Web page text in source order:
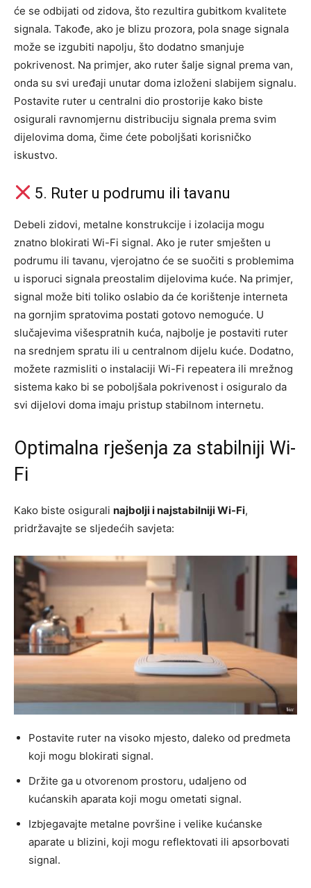
će se odbijati od zidova, što rezultira gubitkom kvalitete
signala. Takođe, ako je blizu prozora, pola snage signala
može se izgubiti napolju, što dodatno smanjuje
pokrivenost. Na primjer, ako ruter šalje signal prema van,
onda su svi uređaji unutar doma izloženi slabijem signalu.
Postavite ruter u centralni dio prostorije kako biste
osigurali ravnomjernu distribuciju signala prema svim
dijelovima doma, čime ćete poboljšati korisničko
iskustvo.
5. Ruter u podrumu ili tavanu
Debeli zidovi, metalne konstrukcije i izolacija mogu
znatno blokirati Wi-Fi signal. Ako je ruter smješten u
podrumu ili tavanu, vjerojatno će se suočiti s problemima
u isporuci signala preostalim dijelovima kuće. Na primjer,
signal može biti toliko oslabio da će korištenje interneta
na gornjim spratovima postati gotovo nemoguće. U
slučajevima višespratnih kuća, najbolje je postaviti ruter
na srednjem spratu ili u centralnom dijelu kuće. Dodatno,
možete razmisliti o instalaciji Wi-Fi repeatera ili mrežnog
sistema kako bi se poboljšala pokrivenost i osiguralo da
svi dijelovi doma imaju pristup stabilnom internetu.
Optimalna rješenja za stabilniji Wi-
Fi
Kako biste osigurali najbolji i najstabilniji Wi-Fi,
pridržavajte se sljedećih savjeta:
Postavite ruter na visoko mjesto, daleko od predmeta
koji mogu blokirati signal.
Držite ga u otvorenom prostoru, udaljeno od
kućanskih aparata koji mogu ometati signal.
Izbjegavajte metalne površine i velike kućanske
aparate u blizini, koji mogu reflektovati ili apsorbovati
signal.